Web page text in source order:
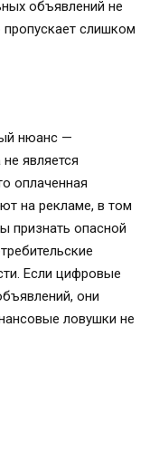
объявлений не
пропускает слишком
нюанс —
является
оплаченная
на рекламе, в том
признать опасной
Если цифровые
они
ловушки не